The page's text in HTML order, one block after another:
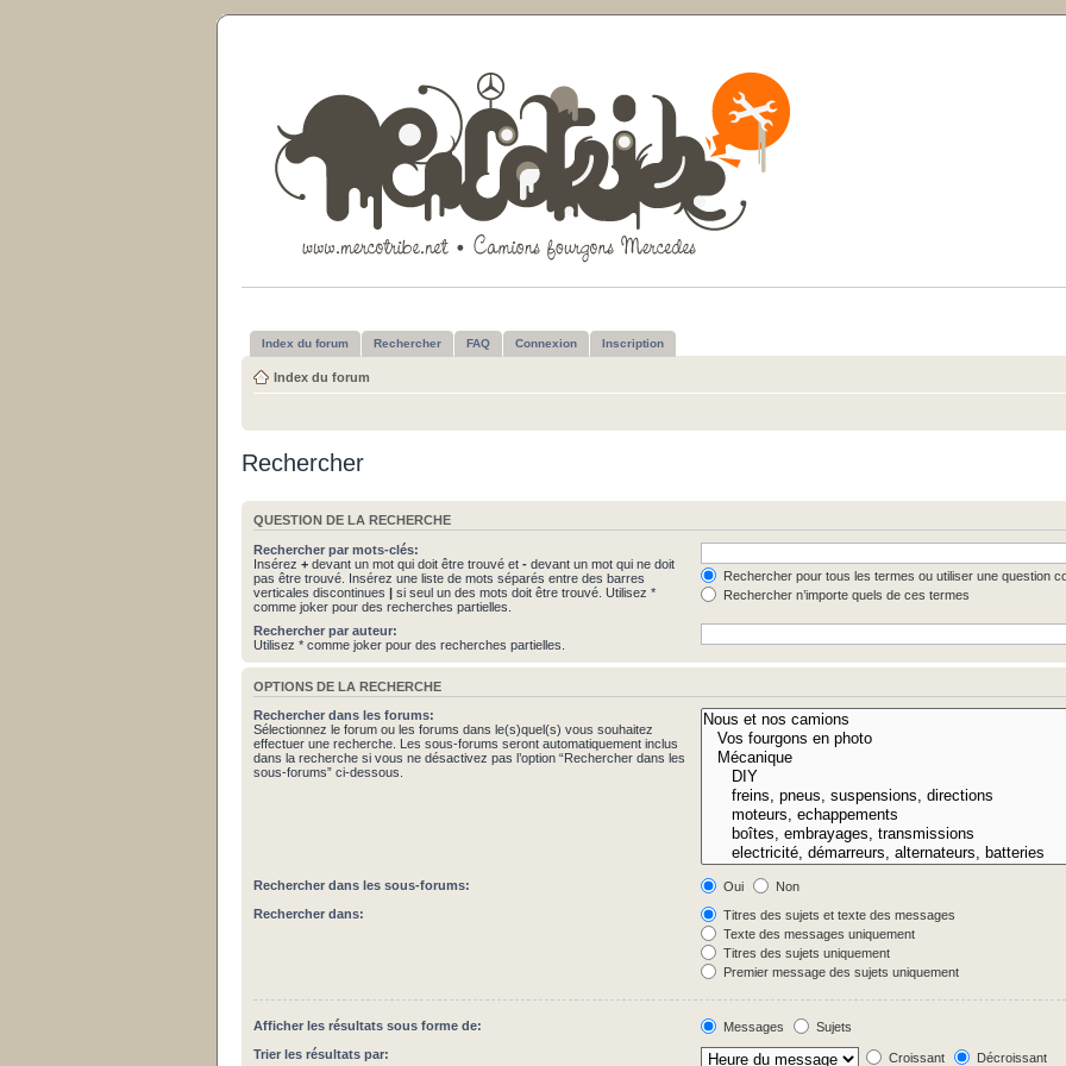
Index du forum Rechercher FAQ Connexion Inscription
Index du forum
Rechercher
QUESTION DE LA RECHERCHE
Rechercher par mots-clés:
Insérez + devant un mot qui doit être trouvé et - devant un mot qui ne doit
pas être trouvé. Insérez une liste de mots séparés entre des barres
verticales discontinues | si seul un des mots doit être trouvé. Utilisez *
comme joker pour des recherches partielles.
Rechercher pour tous les termes ou utiliser une question
Rechercher n’importe quels de ces termes
Rechercher par auteur:
Utilisez * comme joker pour des recherches partielles.
OPTIONS DE LA RECHERCHE
Rechercher dans les forums:
Sélectionnez le forum ou les forums dans le(s)quel(s) vous souhaitez
effectuer une recherche. Les sous-forums seront automatiquement inclus
dans la recherche si vous ne désactivez pas l’option “Rechercher dans les
sous-forums” ci-dessous.
Rechercher dans les sous-forums: Oui
Non
Rechercher dans:
Titres des sujets et texte des messages
Texte des messages uniquement
Titres des sujets uniquement
Premier message des sujets uniquement
Afficher les résultats sous forme de: Messages
Sujets
Trier les résultats par:
Croissant Décroissant